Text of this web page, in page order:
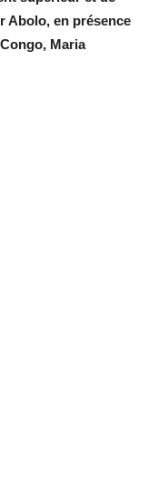
Abolo, en présence
Maria